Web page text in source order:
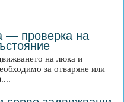
— проверка на
на люка и
за отваряне или